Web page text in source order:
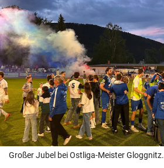
Großer Jubel bei Ostliga-Meister Gloggnitz.